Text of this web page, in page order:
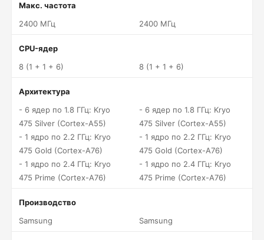
Макс. частота
2400 МГц
2400 МГц
CPU-ядер
8 (1 + 1 + 6)
8 (1 + 1 + 6)
Архитектура
- 6 ядер по 1.8 ГГц: Kryo
475 Silver (Cortex-A55)
- 1 ядро по 2.2 ГГц: Kryo
475 Gold (Cortex-A76)
- 1 ядро по 2.4 ГГц: Kryo
475 Prime (Cortex-A76)
- 6 ядер по 1.8 ГГц: Kryo
475 Silver (Cortex-A55)
- 1 ядро по 2.2 ГГц: Kryo
475 Gold (Cortex-A76)
- 1 ядро по 2.4 ГГц: Kryo
475 Prime (Cortex-A76)
Производство
Samsung
Samsung